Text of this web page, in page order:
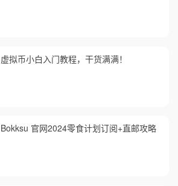
虚拟币小白入门教程，干货满满！
Bokksu 官网2024零食计划订阅+直邮攻略